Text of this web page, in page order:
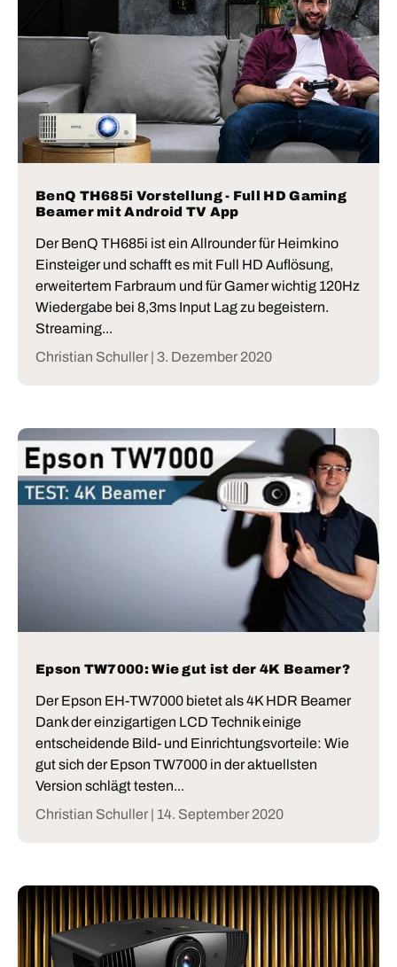
BenQ TH685i Vorstellung - Full HD Gaming
Beamer mit Android TV App
Der BenQ TH685i ist ein Allrounder für Heimkino
Einsteiger und schafft es mit Full HD Auflösung,
erweitertem Farbraum und für Gamer wichtig 120Hz
Wiedergabe bei 8,3ms Input Lag zu begeistern.
Streaming...
Christian Schuller | 3. Dezember 2020
Epson TW7000: Wie gut ist der 4K Beamer?
Der Epson EH-TW7000 bietet als 4K HDR Beamer
Dank der einzigartigen LCD Technik einige
entscheidende Bild- und Einrichtungsvorteile: Wie
gut sich der Epson TW7000 in der aktuellsten
Version schlägt testen...
Christian Schuller | 14. September 2020